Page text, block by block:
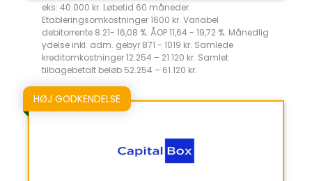
eks: 40.000 kr. Løbetid 60 måneder.
Etableringsomkostninger 1600 kr. Variabel
debitorrente 8.21- 16,08 %. ÅOP 11,64 - 19,72 %. Månedlig
ydelse inkl. adm. gebyr 871 - 1019 kr. Samlede
kreditomkostninger 12.254 – 21.120 kr. Samlet
tilbagebetalt beløb 52.254 – 61.120 kr.
HØJ GODKENDELSE